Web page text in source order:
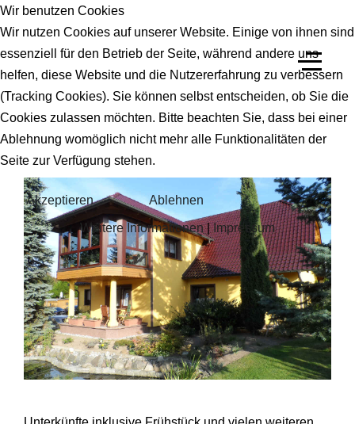
Wir benutzen Cookies
Wir nutzen Cookies auf unserer Website. Einige von ihnen sind
essenziell für den Betrieb der Seite, während andere uns
helfen, diese Website und die Nutzererfahrung zu verbessern
(Tracking Cookies). Sie können selbst entscheiden, ob Sie die
Cookies zulassen möchten. Bitte beachten Sie, dass bei einer
Ablehnung womöglich nicht mehr alle Funktionalitäten der
Seite zur Verfügung stehen.
Akzeptieren Ablehnen
Weitere Informationen|Impressum